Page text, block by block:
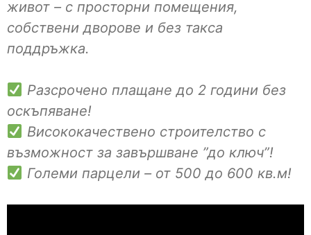
живот – с просторни помещения,
собствени дворове и без такса
поддръжка.
Разсрочено плащане до 2 години без
оскъпяване!
Висококачествено строителство с
възможност за завършване ”до ключ”!
Големи парцели – от 500 до 600 кв.м!